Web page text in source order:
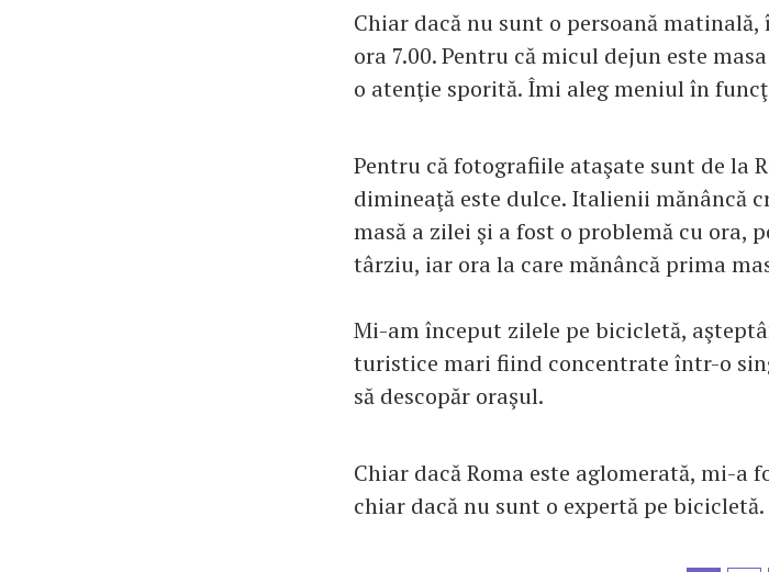
Chiar dacă nu sunt o persoană
ora 7.00. Pentru că micul dejun este
o atenţie sporită. Îmi aleg meniul în
Pentru că fotografiile ataşate sunt de la
dimineaţă este dulce. Italienii mănâncă
masă a zilei şi a fost o problemă cu ora,
târziu, iar ora la care mănâncă prima
Mi-am început zilele pe bicicletă,
turistice mari fiind concentrate într-o
să descopăr oraşul.
Chiar dacă Roma este aglomerată, mi-a
chiar dacă nu sunt o expertă pe bicicletă.